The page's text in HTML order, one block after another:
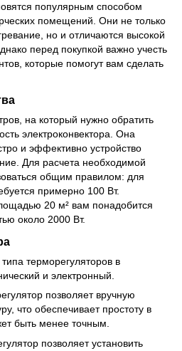
популярным способом
помещений. Они не только
но и отличаются высокой
перед покупкой важно учесть
которые помогут вам сделать
на который нужно обратить
электроконвектора. Она
и эффективно устройство
Для расчета необходимой
общим правилом: для
примерно 100 Вт.
20 м² вам понадобится
около 2000 Вт.
терморегуляторов в
и электронный.
позволяет вручную
что обеспечивает простоту в
быть менее точным.
позволяет установить